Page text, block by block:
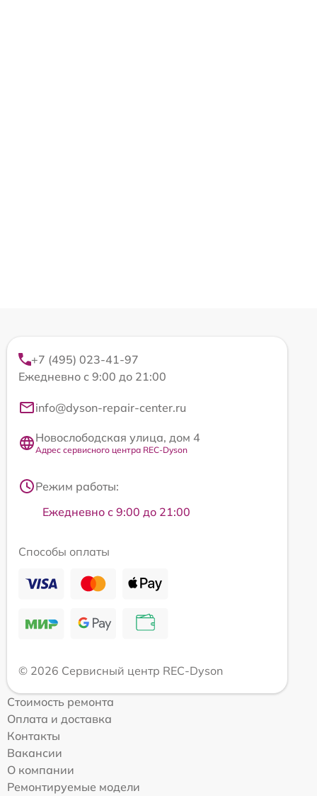
+7 (495) 023-41-97
Ежедневно с 9:00 до 21:00
info@dyson-repair-center.ru
Новослободская улица, дом 4
Адрес сервисного центра REC-Dyson
Режим работы:
Ежедневно с 9:00 до 21:00
Способы оплаты
© 2026 Сервисный центр REC-Dyson
Стоимость ремонта
Оплата и доставка
Контакты
Вакансии
О компании
Ремонтируемые модели